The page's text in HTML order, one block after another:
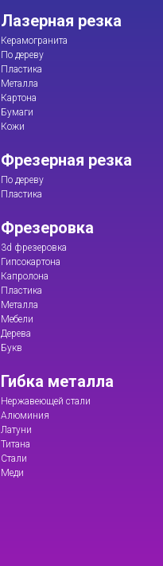
Лазерная резка
Керамогранита
По дереву
Пластика
Металла
Картона
Бумаги
Кожи
Фрезерная резка
По дереву
Пластика
Фрезеровка
3d фрезеровка
Гипсокартона
Капролона
Пластика
Металла
Мебели
Дерева
Букв
Гибка металла
Нержавеющей стали
Алюминия
Латуни
Титана
Стали
Меди